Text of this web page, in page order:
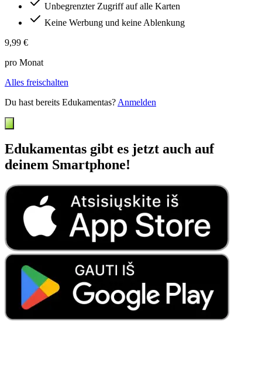
Unbegrenzter Zugriff auf alle Karten
Keine Werbung und keine Ablenkung
9,99 €
pro Monat
Alles freischalten
Du hast bereits Edukamentas? Anmelden
Edukamentas gibt es jetzt auch auf
deinem Smartphone!